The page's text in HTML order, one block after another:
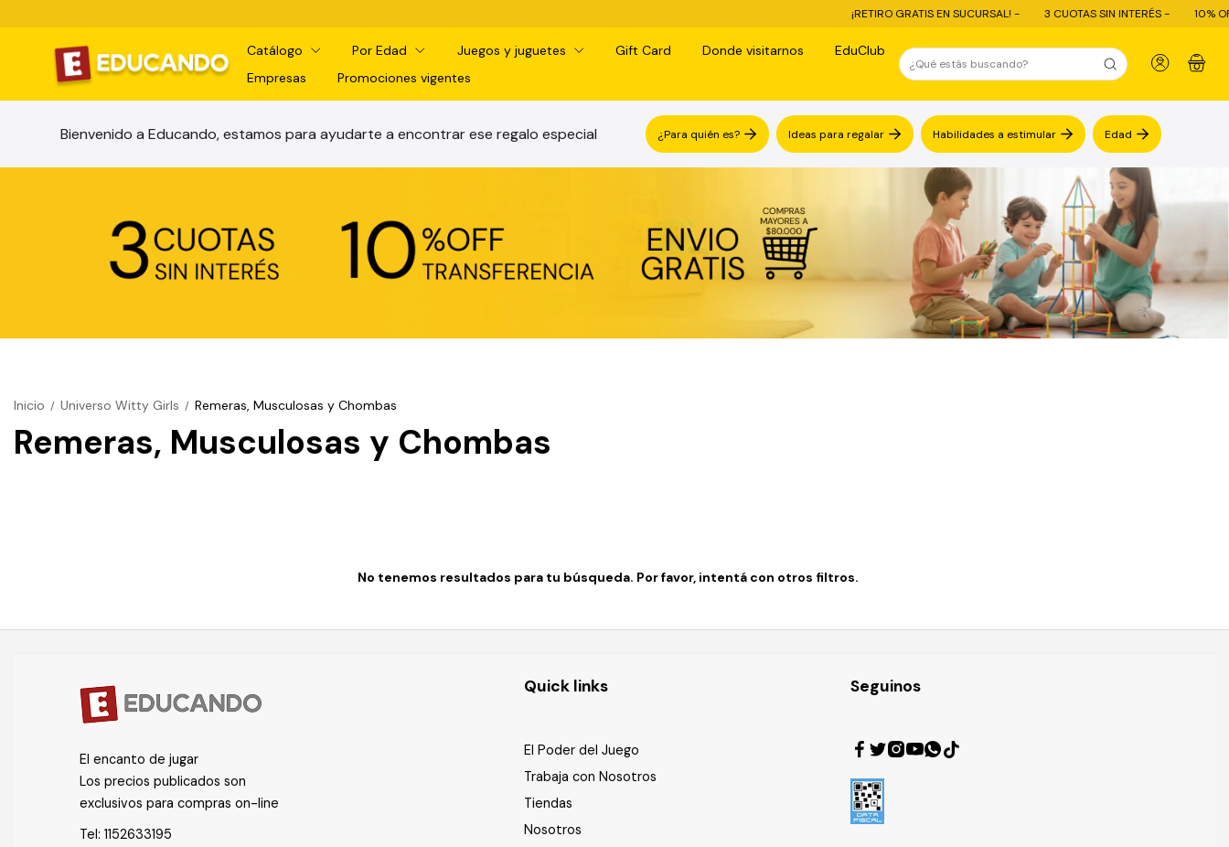
¡RETIRO GRATIS EN SUCURSAL! - 3 CUOTAS SIN INTERÉS - 10% OFF
Catálogo Por Edad Juegos y juguetes Gift Card Donde visitarnos
EduClub
Empresas
Promociones vigentes
0
Bienvenido a Educando, estamos para ayudarte a encontrar ese regalo especial ¿Para quién es? Ideas para regalar Habilidades a estimular Edad
Inicio / Universo Witty Girls / Remeras, Musculosas y Chombas
Remeras, Musculosas y Chombas
No tenemos resultados para tu búsqueda. Por favor, intentá con otros filtros.
El encanto de jugar
Los precios publicados son
exclusivos para compras on-line
Tel: 1152633195
Quick links
El Poder del Juego
Trabaja con Nosotros
Tiendas
Nosotros
Seguinos